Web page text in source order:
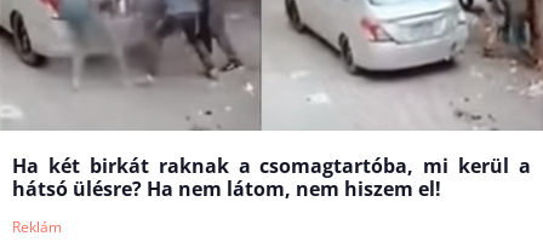
Ha két birkát raknak a csomagtartóba, mi kerül a
hátsó ülésre? Ha nem látom, nem hiszem el!
Reklám